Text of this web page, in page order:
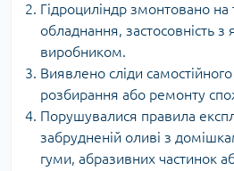
Гідроциліндр змонтовано на
обладнання, застосовність
виробником.
Виявлено сліди
розбирання або ремонту
Порушувалися правила
забрудненій оливі з
гуми, абразивних частинок